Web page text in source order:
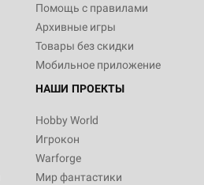
Помощь с правилами
Архивные игры
Товары без скидки
Мобильное приложение
НАШИ ПРОЕКТЫ
Hobby World
Игрокон
Warforge
Мир фантастики